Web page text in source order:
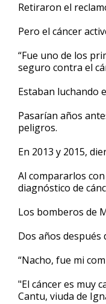
Retiraron el
Pero el cáncer
“Fue uno de los
seguro contra el
Estaban luchando
Pasarían años
peligros.
En 2013 y 2015,
Al compararlos
diagnóstico de
Los bomberos de
Dos años después
“Nacho, fue mi
"El cáncer es muy
Cantu, viuda de